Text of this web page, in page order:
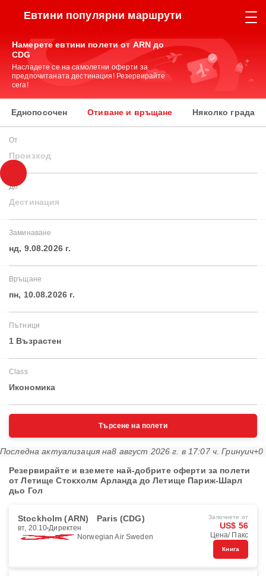
Евтини популярни маршрути
Намерете евтини полети от ARN до
CDG
Насладете се на самолетни оферти за
предпочитаната дестинация! Резервирайте
сега!
Еднопосочен Отиване и връщане Няколко града
От
Произход
До
Дестинация
Заминаване
нд, 9.08.2026 г.
Връщане
пн, 10.08.2026 г.
Пътници
1 Възрастен
Class
Икономика
Търсене на полети
Последна актуализация на8 август 2026 г. в 17:07 ч. Гринуич+0
Резервирайте и вземете най-добрите оферти за полети
от Летище Стокхолм Арланда до Летище Париж-Шарл
дьо Гол
Stockholm (ARN) Paris (CDG)
вт, 20.10 Директен
Norwegian Air Sweden
Започнете от
US$ 56
Цена/ Пакс
Книга